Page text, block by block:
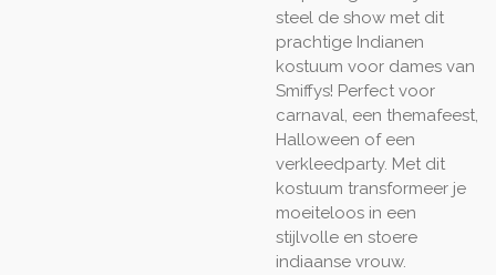
steel de show met dit
prachtige Indianen
kostuum voor dames van
Smiffys! Perfect voor
carnaval, een themafeest,
Halloween of een
verkleedparty. Met dit
kostuum transformeer je
moeiteloos in een
stijlvolle en stoere
indiaanse vrouw.